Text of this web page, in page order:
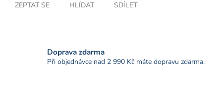
ZEPTAT SE HLÍDAT SDÍLET
Doprava zdarma
Při objednávce nad 2 990 Kč máte dopravu zdarma.